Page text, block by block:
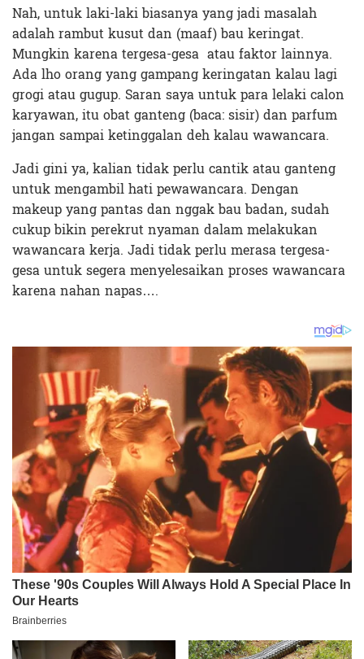
Nah, untuk laki-laki biasanya yang jadi masalah
adalah rambut kusut dan (maaf) bau keringat.
Mungkin karena tergesa-gesa atau faktor lainnya.
Ada lho orang yang gampang keringatan kalau lagi
grogi atau gugup. Saran saya untuk para lelaki calon
karyawan, itu obat ganteng (baca: sisir) dan parfum
jangan sampai ketinggalan deh kalau wawancara.
Jadi gini ya, kalian tidak perlu cantik atau ganteng
untuk mengambil hati pewawancara. Dengan
makeup yang pantas dan nggak bau badan, sudah
cukup bikin perekrut nyaman dalam melakukan
wawancara kerja. Jadi tidak perlu merasa tergesa-
gesa untuk segera menyelesaikan proses wawancara
karena nahan napas….